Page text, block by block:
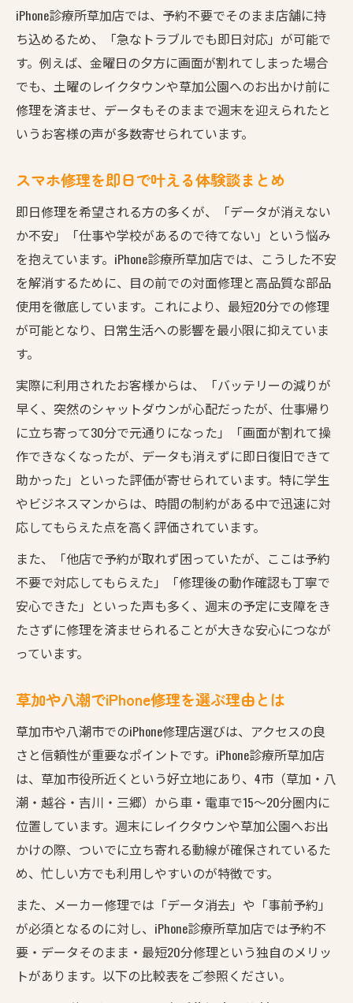
スマホ修理で週末の時間を有効に使うコツ
対面修理が安心なスマホ修理の理由
iPhone修理を対面で依頼する安心ポイント
スマホ修理の透明性を重視する理由とは
店長が目の前で修理するメリットを紹介
大学生やビジネスマンも安心の修理対応
草加発データそのまま修理で週末快適
iPhone修理でデータそのまま週末が快適に
スマホ修理の見積無料で安心スタートでき
る
週末のスマホトラブルを即日解決する方法
データ保護にこだわる修理で安心が続く理
由
iPhone診療所草加店では、予約不要でそのまま店舗に持
ち込めるため、「急なトラブルでも即日対応」が可能で
す。例えば、金曜日の夕方に画面が割れてしまった場合
でも、土曜のレイクタウンや草加公園へのお出かけ前に
修理を済ませ、データもそのままで週末を迎えられたと
いうお客様の声が多数寄せられています。
スマホ修理を即日で叶える体験談まとめ
即日修理を希望される方の多くが、「データが消えない
か不安」「仕事や学校があるので待てない」という悩み
を抱えています。iPhone診療所草加店では、こうした不安
を解消するために、目の前での対面修理と高品質な部品
使用を徹底しています。これにより、最短20分での修理
が可能となり、日常生活への影響を最小限に抑えていま
す。
実際に利用されたお客様からは、「バッテリーの減りが
早く、突然のシャットダウンが心配だったが、仕事帰り
に立ち寄って30分で元通りになった」「画面が割れて操
作できなくなったが、データも消えずに即日復旧できて
助かった」といった評価が寄せられています。特に学生
やビジネスマンからは、時間の制約がある中で迅速に対
応してもらえた点を高く評価されています。
また、「他店で予約が取れず困っていたが、ここは予約
不要で対応してもらえた」「修理後の動作確認も丁寧で
安心できた」といった声も多く、週末の予定に支障をき
たさずに修理を済ませられることが大きな安心につなが
っています。
草加や八潮でiPhone修理を選ぶ理由とは
草加市や八潮市でのiPhone修理店選びは、アクセスの良
さと信頼性が重要なポイントです。iPhone診療所草加店
は、草加市役所近くという好立地にあり、4市（草加・八
潮・越谷・吉川・三郷）から車・電車で15〜20分圏内に
位置しています。週末にレイクタウンや草加公園へお出
かけの際、ついでに立ち寄れる動線が確保されているた
め、忙しい方でも利用しやすいのが特徴です。
また、メーカー修理では「データ消去」や「事前予約」
が必須となるのに対し、iPhone診療所草加店では予約不
要・データそのまま・最短20分修理という独自のメリッ
トがあります。以下の比較表をご参照ください。